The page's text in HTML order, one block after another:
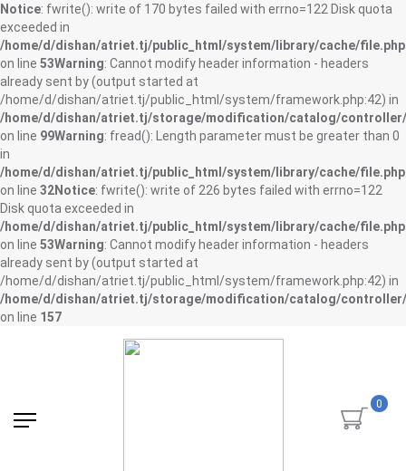
Notice: fwrite(): write of 170 bytes failed with errno=122 Disk quota
exceeded in
/home/d/dishan/atriet.tj/public_html/system/library/cache/file.php
on line 53Warning: Cannot modify header information - headers
already sent by (output started at
/home/d/dishan/atriet.tj/public_html/system/framework.php:42) in
/home/d/dishan/atriet.tj/storage/modification/catalog/
on line 99Warning: fread(): Length parameter must be greater than 0
in
/home/d/dishan/atriet.tj/public_html/system/library/cache/file.php
on line 32Notice: fwrite(): write of 226 bytes failed with errno=122
Disk quota exceeded in
/home/d/dishan/atriet.tj/public_html/system/library/cache/file.php
on line 53Warning: Cannot modify header information - headers
already sent by (output started at
/home/d/dishan/atriet.tj/public_html/system/framework.php:42) in
/home/d/dishan/atriet.tj/storage/modification/catalog/
on line 157
0